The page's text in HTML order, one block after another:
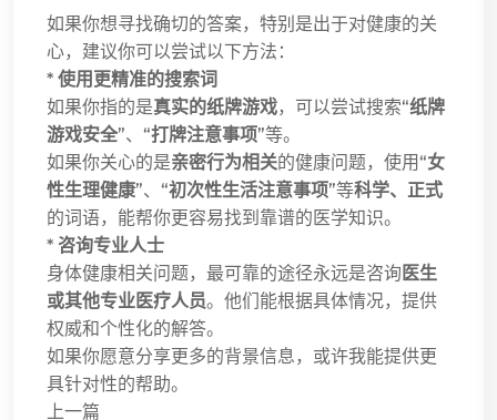
如果你想寻找确切的答案，特别是出于对健康的关
心，建议你可以尝试以下方法：
* 使用更精准的搜索词
如果你指的是真实的纸牌游戏，可以尝试搜索“纸牌
游戏安全”、“打牌注意事项”等。
如果你关心的是亲密行为相关的健康问题，使用“女
性生理健康”、“初次性生活注意事项”等科学、正式
的词语，能帮你更容易找到靠谱的医学知识。
* 咨询专业人士
身体健康相关问题，最可靠的途径永远是咨询 医生
或其他专业医疗人员。他们能根据具体情况，提供
权威和个性化的解答。
如果你愿意分享更多的背景信息，或许我能提供更
具针对性的帮助。
上一篇